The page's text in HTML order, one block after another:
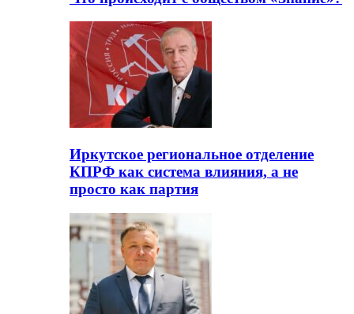
Иркутское региональное отделение
КПРФ как система влияния, а не
просто как партия